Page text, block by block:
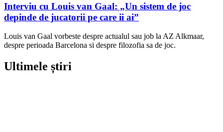
Interviu cu Louis van Gaal: „Un sistem de joc
depinde de jucatorii pe care ii ai”
Louis van Gaal vorbeste despre actualul sau job la AZ Alkmaar,
despre perioada Barcelona si despre filozofia sa de joc.
Ultimele știri